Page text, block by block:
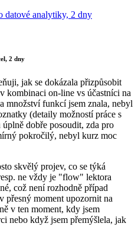
datové analytiky, 2 dny
2 dny
jak se dokázala přizpůsobit
kombinaci on-line vs účastníci na
množství funkcí jsem znala, nebyl
(detaily možností práce s
dobře posoudit, zda pro
pokročilý, nebyl kurz moc
skvělý projev, co se týká
ne vždy je "flow" lektora
což není rozhodně případ
moment upozornit na
v ten moment, kdy jsem
nebo když jsem přemýšlela, jak